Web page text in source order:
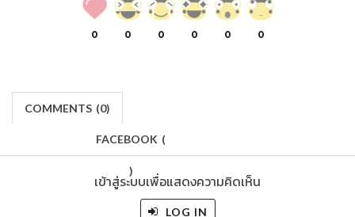
0 0 0 0 0 0
COMMENTS (0)
FACEBOOK (
)
เข้าสู่ระบบเพื่อแสดงความคิดเห็น
LOG IN